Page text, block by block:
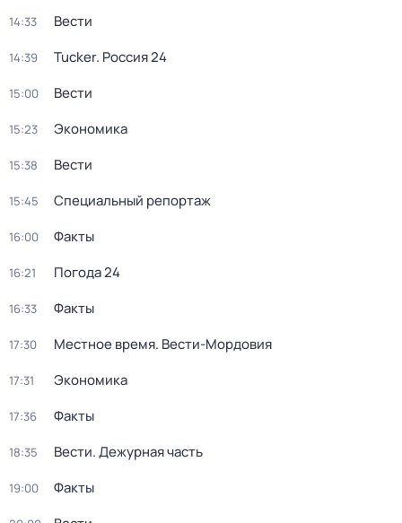
14:33 Вести
14:39 Tucker. Россия 24
15:00 Вести
15:23 Экономика
15:38 Вести
15:45 Специальный репортаж
16:00 Факты
16:21 Погода 24
16:33 Факты
17:30 Местное время. Вести-Мордовия
17:31 Экономика
17:36 Факты
18:35 Вести. Дежурная часть
19:00 Факты